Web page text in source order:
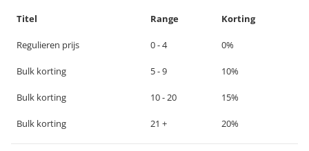
Titel Range Korting
Regulieren prijs 0 - 4 0%
Bulk korting 5 - 9 10%
Bulk korting 10 - 20 15%
Bulk korting 21 + 20%